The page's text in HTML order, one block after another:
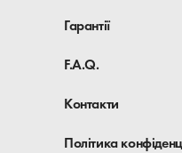
Гарантії
F.A.Q.
Контакти
Політика